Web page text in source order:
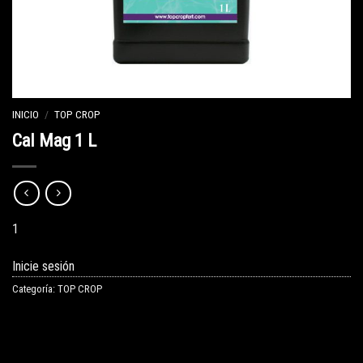
INICIO / TOP CROP
Cal Mag 1 L
1
Inicie sesión
Categoría: TOP CROP